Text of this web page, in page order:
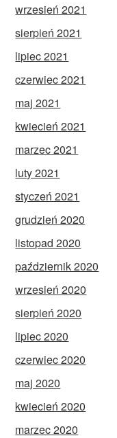
wrzesień 2021
sierpień 2021
lipiec 2021
czerwiec 2021
maj 2021
kwiecień 2021
marzec 2021
luty 2021
styczeń 2021
grudzień 2020
listopad 2020
październik 2020
wrzesień 2020
sierpień 2020
lipiec 2020
czerwiec 2020
maj 2020
kwiecień 2020
marzec 2020